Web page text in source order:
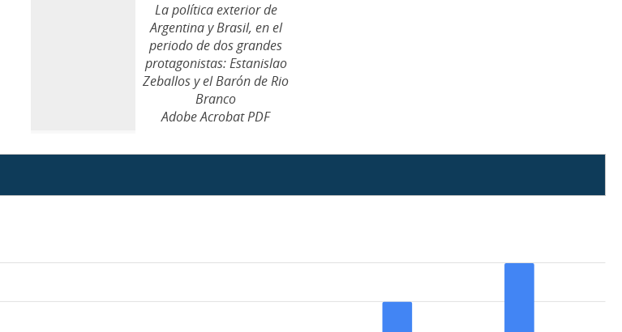
La política exterior de
Argentina y Brasil, en el
periodo de dos grandes
protagonistas: Estanislao
Zeballos y el Barón de Rio
Branco
Adobe Acrobat PDF